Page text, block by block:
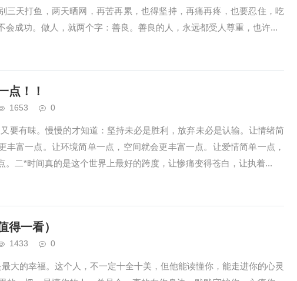
三天打鱼，两天晒网，再苦再累，也得坚持，再痛再疼，也要忍住，吃
会成功。做人，就两个字：善良。善良的人，永远都受人尊重，也许...
点！！
1653 0
要有味。慢慢的才知道：坚持未必是胜利，放弃未必是认输。让情绪简
丰富一点。让环境简单一点，空间就会更丰富一点。让爱情简单一点，
。二*时间真的是这个世界上最好的跨度，让惨痛变得苍白，让执着...
得一看）
1433 0
大的幸福。这个人，不一定十全十美，但他能读懂你，能走进你的心灵